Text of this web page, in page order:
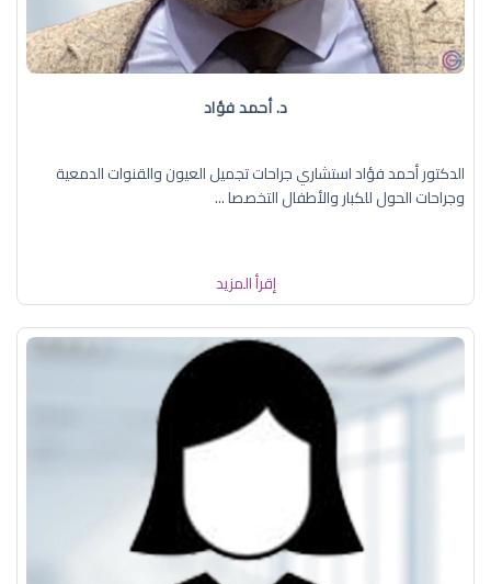
د. أحمد فؤاد
الدكتور أحمد فؤاد استشاري جراحات تجميل العيون والقنوات الدمعية
وجراحات الحول للكبار والأطفال التخصصا ...
إقرأ المزيد